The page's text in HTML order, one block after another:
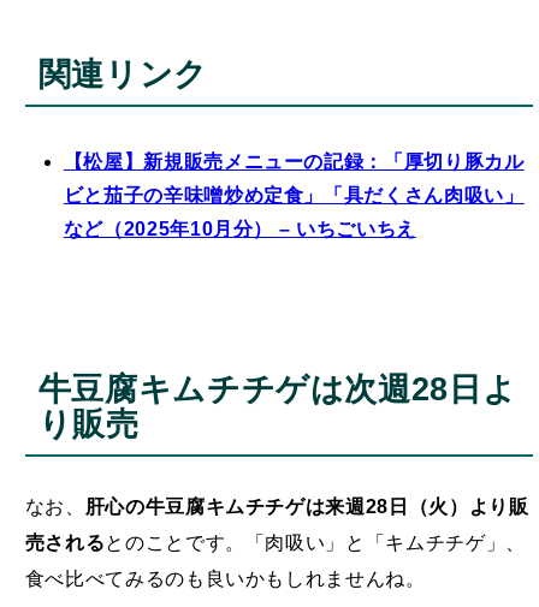
関連リンク
【松屋】新規販売メニューの記録：「厚切り豚カル
ビと茄子の辛味噌炒め定食」「具だくさん肉吸い」
など（2025年10月分） – いちごいちえ
牛豆腐キムチチゲは次週28日よ
り販売
なお、 肝心の牛豆腐キムチチゲは来週28日（火）より販
売されるとのことです。「肉吸い」と「キムチチゲ」、
食べ比べてみるのも良いかもしれませんね。